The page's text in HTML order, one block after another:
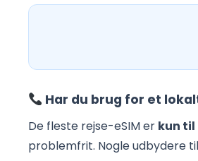
Har du brug for et
De fleste rejse-eSIM er kun
problemfrit. Nogle udbydere